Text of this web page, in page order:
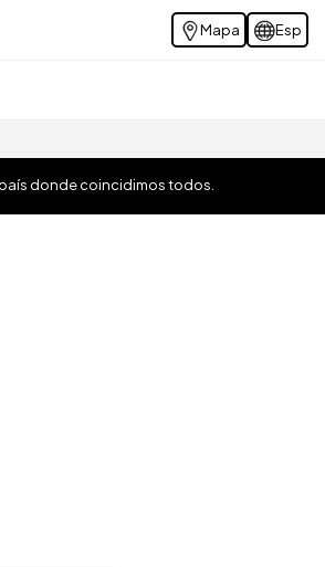
Mapa Esp
país donde coincidimos todos.